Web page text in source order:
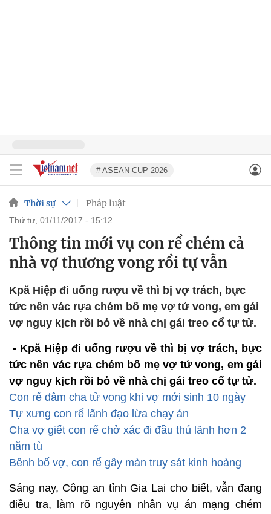
# ASEAN CUP 2026
Thời sự Pháp luật
thứ tư, 01/11/2017 - 15:12
Thông tin mới vụ con rể chém cả
nhà vợ thương vong rồi tự vẫn
Kpă Hiệp đi uống rượu về thì bị vợ trách, bực
tức nên vác rựa chém bố mẹ vợ tử vong, em gái
vợ nguy kịch rồi bỏ về nhà chị gái treo cổ tự tử.
- Kpă Hiệp đi uống rượu về thì bị vợ trách, bực
tức nên vác rựa chém bố mẹ vợ tử vong, em gái
vợ nguy kịch rồi bỏ về nhà chị gái treo cổ tự tử.
Con rể đâm cha tử vong khi vợ mới sinh 10 ngày
Tự xưng con rể lãnh đạo lừa chạy án
Cha vợ giết con rể chở xác đi đầu thú lãnh hơn 2
năm tù
Bênh bố vợ, con rể gây màn truy sát kinh hoàng
Sáng nay, Công an tỉnh Gia Lai cho biết, vẫn đang
điều tra, làm rõ nguyên nhân vụ án mạng chém